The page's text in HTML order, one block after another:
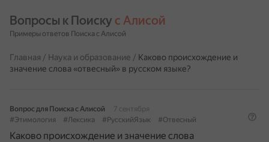
Вопросы к Поиску с Алисой
Примеры ответов Поиска с Алисой
Главная / Наука и образование / Каково происхождение и
значение слова «отвесный» в русском языке?
Вопрос для Поиска с Алисой
7 сентября
#Этимология
#Лексика #РусскийЯзык #Отвесный
Каково происхождение и значение слова